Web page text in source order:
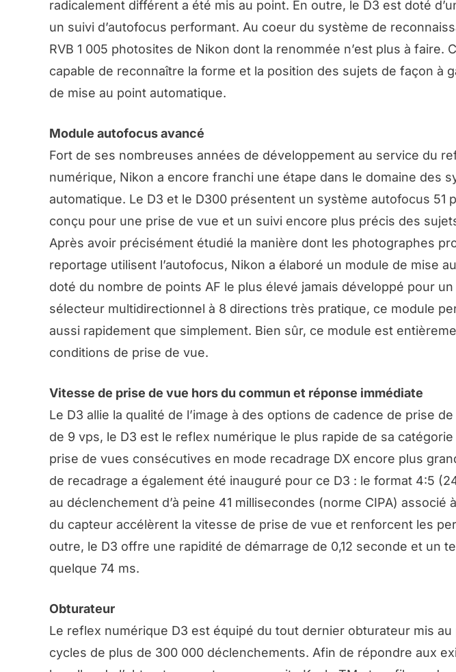
radicalement différent a été mis au point. En outre, le D3 est doté
un suivi d’autofocus performant. Au coeur du système de
RVB 1 005 photosites de Nikon dont la renommée n’est plus à faire.
capable de reconnaître la forme et la position des sujets de façon à
de mise au point automatique.
Module autofocus avancé
Fort de ses nombreuses années de développement au service du
numérique, Nikon a encore franchi une étape dans le domaine des
automatique. Le D3 et le D300 présentent un système autofocus 51
conçu pour une prise de vue et un suivi encore plus précis des
Après avoir précisément étudié la manière dont les photographes
reportage utilisent l’autofocus, Nikon a élaboré un module de mise
doté du nombre de points AF le plus élevé jamais développé pour
sélecteur multidirectionnel à 8 directions très pratique, ce module
aussi rapidement que simplement. Bien sûr, ce module est
conditions de prise de vue.
Vitesse de prise de vue hors du commun et réponse immédiate
Le D3 allie la qualité de l’image à des options de cadence de prise
de 9 vps, le D3 est le reflex numérique le plus rapide de sa
prise de vues consécutives en mode recadrage DX encore plus
de recadrage a également été inauguré pour ce D3 : le format 4:5
au déclenchement d’à peine 41 millisecondes (norme CIPA) associé
du capteur accélèrent la vitesse de prise de vue et renforcent les
outre, le D3 offre une rapidité de démarrage de 0,12 seconde et un
quelque 74 ms.
Obturateur
Le reflex numérique D3 est équipé du tout dernier obturateur mis
cycles de plus de 300 000 déclenchements. Afin de répondre aux